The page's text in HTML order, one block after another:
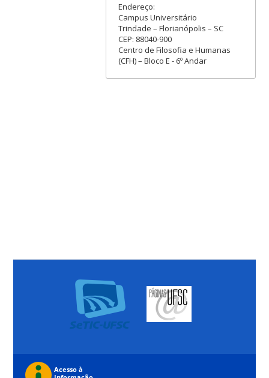
Endereço:
Campus Universitário
Trindade – Florianópolis – SC
CEP: 88040-900
Centro de Filosofia e Humanas
(CFH) – Bloco E - 6º Andar